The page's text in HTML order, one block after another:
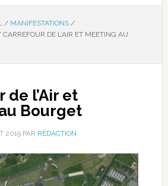
/ MANIFESTATIONS /
CARREFOUR DE L’AIR ET MEETING AU
de l’Air et
Bourget
2019PAR RÉDACTION